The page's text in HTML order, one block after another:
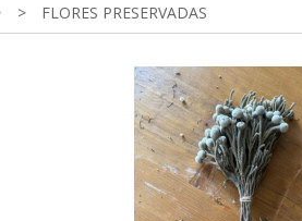
> FLORES PRESERVADAS
Precioso ramo de flores secas en tonos
perfectos para crear un ambiente